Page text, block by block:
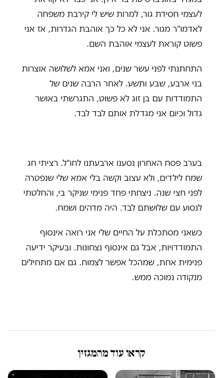
לעצמי חסידת גור, למרות שיש לי קירבת משפחה
לאדמו"ר מגור. אני לא כל כך אוהבת הגדרות, אז אני
פשוט קוראת לעצמי אוהבת השם.
התחתנתי לפני עשר שנים, ואני אמא לשלושה אוצרות
בני ארבע, שבע ותשע. לאחר הרבה שנים של
התמודדות עם בן זוג לא פשוט, התגרשתי באושר
גדול וכיום אני מגדלת אותם לבד לבד.
בערב פסח האחרון נסענו ארבעתנו לחו"ל. רציתי חג
שמח לילדים, ולא עצוב וקשה בלי אמא שלי שנפטרה
לפני חצי שנה. ניצחתי פחד פנימי שניקר בי, והחלטתי
לנסוע עם שלושתם לבד. היה מדהים ושמח.
כשאני מסתכלת על החיים שלי אני רואה אינסוף
התמודדויות, אבל גם אינסוף נצחונות. ובעיקר ידיעה
פנימית אחת, שמהכל אפשר לצמוח. גם אם מתחילים
מנקודה נמוכה ממש.
קראו עוד מהמגזין